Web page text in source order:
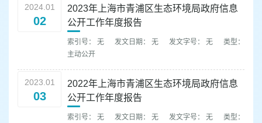
2024.01
02
2023年上海市青浦区生态环境局政府信息
公开工作年度报告
索引号： 无 发文日期： 无 发文字号： 无
类型：
主动公开
2023.01
03
2022年上海市青浦区生态环境局政府信息
公开工作年度报告
索引号： 无 发文日期： 无 发文字号： 无
类型：